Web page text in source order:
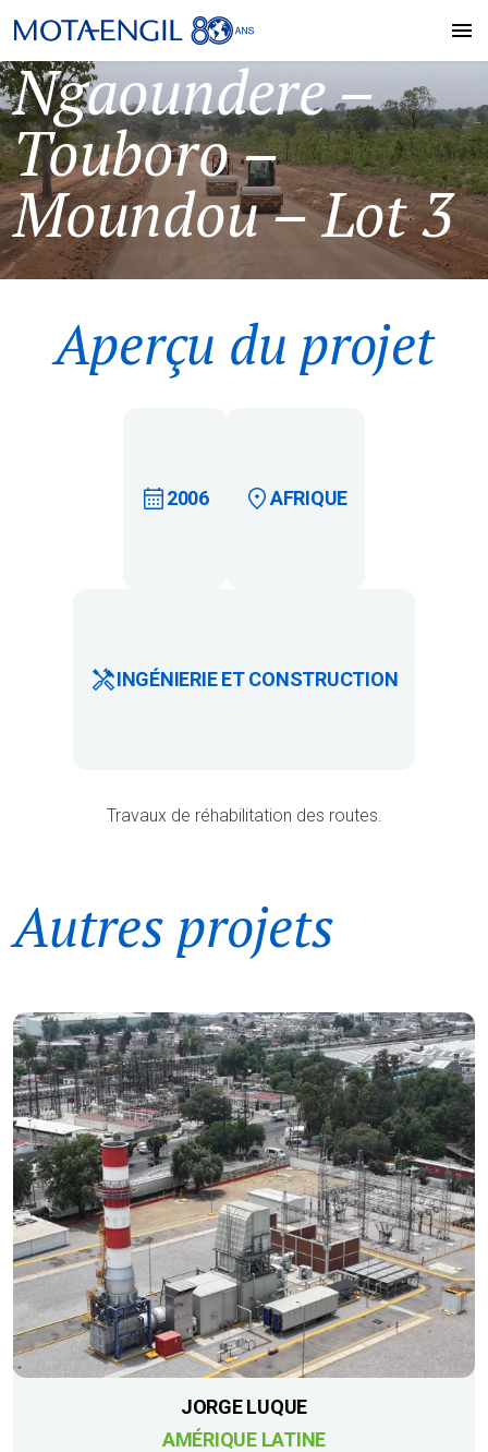
Ngaoundere –
Touboro –
Moundou – Lot 3
Aperçu du projet
2006 AFRIQUE
INGÉNIERIE ET CONSTRUCTION
Travaux de réhabilitation des routes.
Autres projets
JORGE LUQUE
AMÉRIQUE LATINE